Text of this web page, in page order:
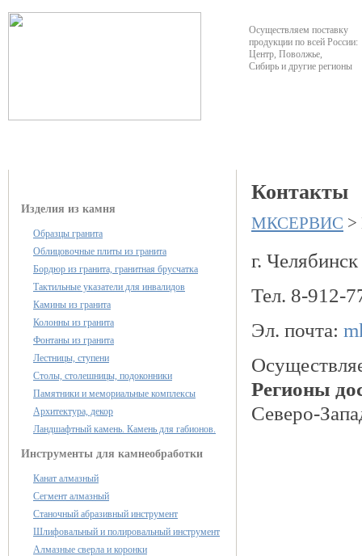
Контакты
МКСЕРВИС >
г. Челябинск
Тел. 8-912-
Эл. почта:
Регионы
Северо-
Изделия из камня
Образцы гранита
Облицовочные плиты из гранита
Бордюр из гранита, гранитная брусчатка
Тактильные указатели для инвалидов
Камины из гранита
Колонны из гранита
Фонтаны из гранита
Лестницы, ступени
Столы, столешницы, подоконники
Памятники и мемориальные комплексы
Архитектура, декор
Ландшафтный камень. Камень для габионов.
Инструменты для камнеобработки
Канат алмазный
Сегмент алмазный
Станочный абразивный инструмент
Шлифовальный и полировальный инструмент
Алмазные сверла и коронки
Осуществляем поставку
продукции по всей России:
Центр, Поволжье,
Сибирь и другие регионы